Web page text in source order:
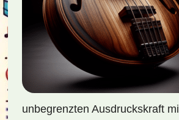
unbegrenzten Ausdruckskraft